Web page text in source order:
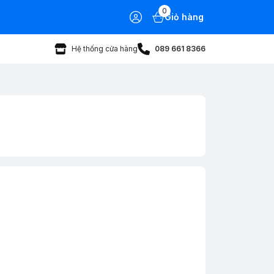
0
Giỏ hàng
Hệ thống cửa hàng 089 661 8366